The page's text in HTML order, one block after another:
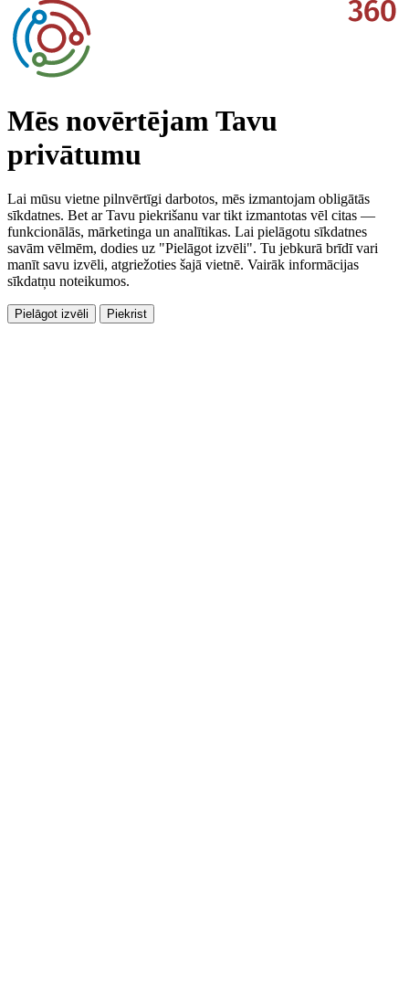
Mēs novērtējam Tavu
privātumu
Lai mūsu vietne pilnvērtīgi darbotos, mēs izmantojam obligātās
sīkdatnes. Bet ar Tavu piekrišanu var tikt izmantotas vēl citas —
funkcionālās, mārketinga un analītikas. Lai pielāgotu sīkdatnes
savām vēlmēm, dodies uz "Pielāgot izvēli". Tu jebkurā brīdī vari
manīt savu izvēli, atgriežoties šajā vietnē. Vairāk informācijas
sīkdatņu noteikumos.
Pielāgot izvēli Piekrist